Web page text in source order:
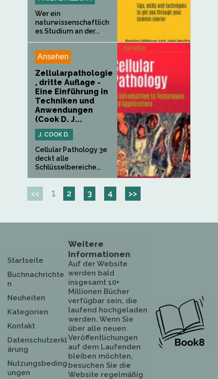
Wer ein
naturwissenschaftlich
es Studium an der...
Ansehen
Zellularpathologie
, dritte Auflage -
Eine Einführung in
Techniken und
Anwendungen
(Cook D. J...
J. COOK D.
Cellular Pathology 3e
deckt alle
Schlüsselbereiche...
<< 1 2 3 4 >>
Startseite
Buchnachrichte
n
Neuheiten
Kategorien
Kontakt
Datenschutzerkl
ärung
Nutzungsbeding
ungen
Weitere
Informationen
Auf der Website
werden bald
insgesamt 10+
Millionen Bücher
verfügbar sein, die
laufend hochgeladen
werden. Wenn Sie
über alle neuen
Veröffentlichungen
auf dem Laufenden
bleiben möchten,
besuchen Sie die
Website regelmäßig